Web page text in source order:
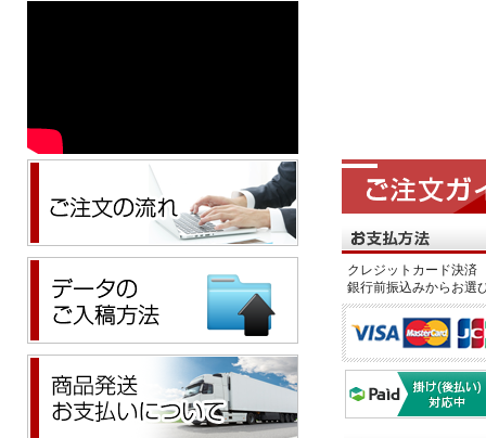
クレジットカード決
銀行前振込みからお選